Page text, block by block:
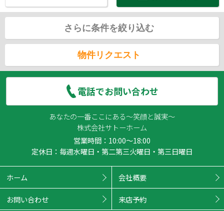
さらに条件を絞り込む
物件リクエスト
電話でお問い合わせ
あなたの一番ここにある～笑顔と誠実～
株式会社サトーホーム
営業時間：10:00～18:00
定休日：毎週水曜日・第二第三火曜日・第三日曜日
ホーム 会社概要
お問い合わせ 来店予約